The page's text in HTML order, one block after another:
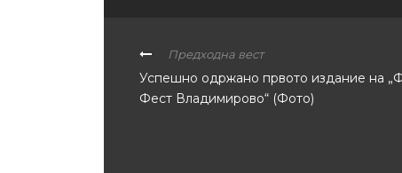
Предходна вест
Успешно одржано првото издание на
Фест Владимирово“ (Фото)